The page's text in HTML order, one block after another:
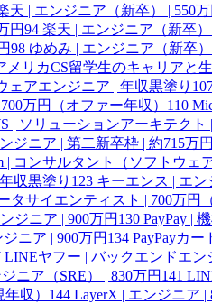
天 | エンジニア（新卒） | 550万
円94 楽天 | エンジニア（新卒）
98 ゆめみ | エンジニア（新卒）
メリカCS留学生のキャリアと
ェアエンジニア | 年収黒塗り
万円（オファー年収） 110
| ソリューションアーキテクト
ジニア | 第二新卒枠 | 約715万円
| コンサルタント（ソフトウェ
収黒塗り 123 キーエンス | エン
タサイエンティスト | 700万円
ジニア | 900万円 130 PayPay |
ニア | 900万円 134 PayPayカ
LINEヤフー | バックエンドエン
ニア（SRE） | 830万円 141
収） 144 LayerX | エンジニア |